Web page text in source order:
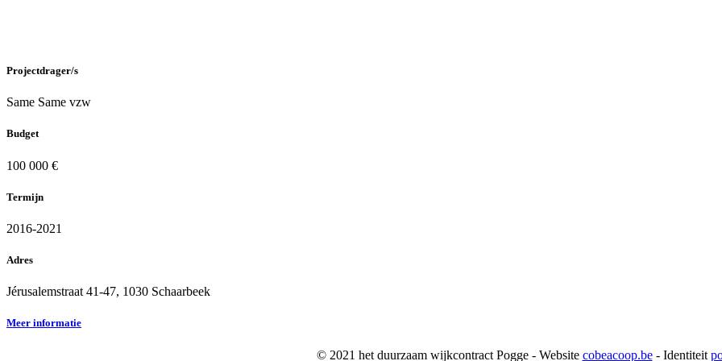
Projectdrager/s
Same Same vzw
Budget
100 000 €
Termijn
2016-2021
Adres
Jérusalemstraat 41-47, 1030 Schaarbeek
Meer informatie
© 2021 het duurzaam wijkcontract Pogge - Website cobeacoop.be- Identiteit